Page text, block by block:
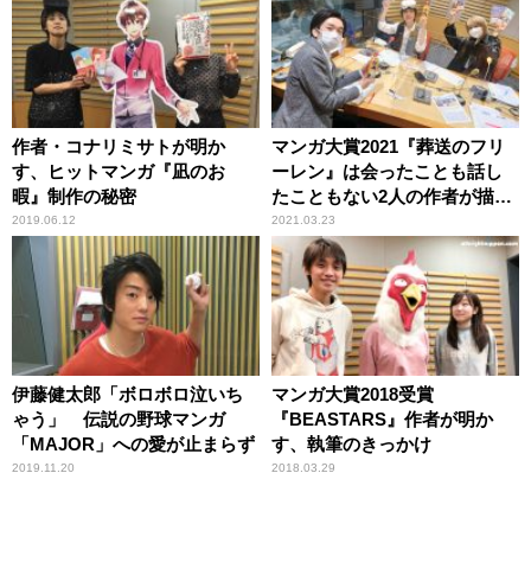
作者・コナリミサトが明か
す、ヒットマンガ『凪のお
暇』制作の秘密
2019.06.12
マンガ大賞2021『葬送のフリ
ーレン』は会ったことも話し
たこともない2人の作者が描い
ていた？
2021.03.23
伊藤健太郎「ボロボロ泣いち
ゃう」 伝説の野球マンガ
「MAJOR」への愛が止まらず
2019.11.20
マンガ大賞2018受賞
『BEASTARS』作者が明か
す、執筆のきっかけ
2018.03.29